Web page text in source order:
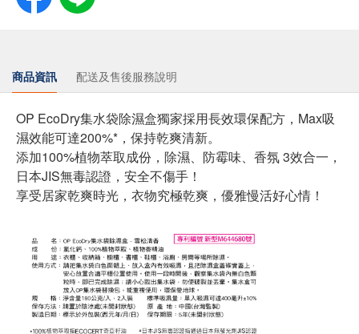
商品資訊 配送及售後服務說明
OP EcoDry集水袋除濕盒獨家採用長效環保配方，Max吸
濕效能可達200%*，保持乾爽清新。
添加100%植物萃取成份，除濕、防霉味、香氛 3效合一，
日本JIS無毒認證，安全不傷手！
享受居家乾爽時光，衣物究極乾爽，優雅慢活好心情！